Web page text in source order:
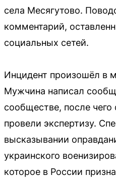
села Месягутово.
комментарий,
социальных сетей.
Инцидент произошёл в
Мужчина написал
сообществе, после
провели экспертизу.
высказывании
украинского
которое в России